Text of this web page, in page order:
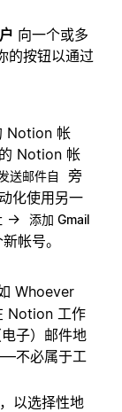
向一个或多
的按钮以通过
Notion 帐
Notion 帐
送邮件自
旁
化使用另一
→
添加 Gmail
帐号。
Whoever
Notion 工作
子）邮件地
不必属于工
，以选择性地